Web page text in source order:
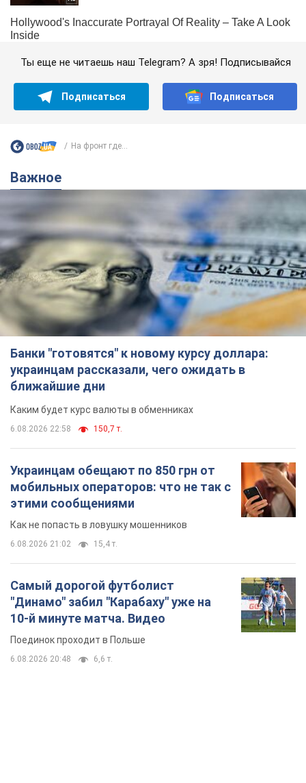
Ты еще не читаешь наш Telegram? А зря! Подписывайся
Подписаться Подписаться
На фронт где...
Важное
Банки "готовятся" к новому курсу доллара:
украинцам рассказали, чего ожидать в
ближайшие дни
Каким будет курс валюты в обменниках
6.08.2026 22:58 150,7 т.
Украинцам обещают по 850 грн от
мобильных операторов: что не так с
этими сообщениями
Как не попасть в ловушку мошенников
6.08.2026 21:02 15,4 т.
Самый дорогой футболист
"Динамо" забил "Карабаху" уже на
10-й минуте матча. Видео
Поединок проходит в Польше
6.08.2026 20:48 6,6 т.